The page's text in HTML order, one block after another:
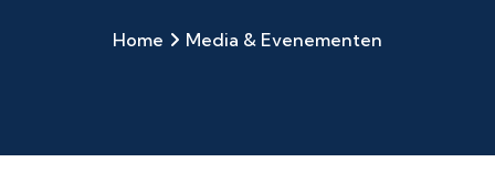
Home Media & Evenementen